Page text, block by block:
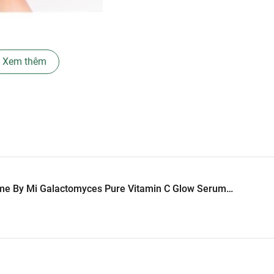
men, được biết đến như một thành phần dưỡng da tuyệt
Xem thêm
By Mi Galactomyces Pure Vitamin C Glow Serum